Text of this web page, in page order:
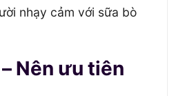
nhạy cảm với sữa bò
Nên ưu tiên